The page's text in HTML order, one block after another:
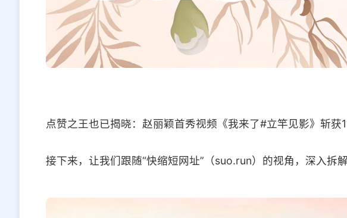
点赞之王也已揭晓：赵丽颖首秀视频《我来了#立竿见影》斩获
接下来，让我们跟随“快缩短网址”（suo.run）的视角，深入